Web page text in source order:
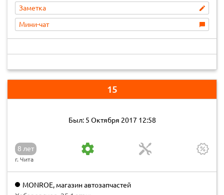
Заметка
Мини-чат
15
Был: 5 Октября 2017 12:58
8 лет
г. Чита
MONROE, магазин автозапчастей